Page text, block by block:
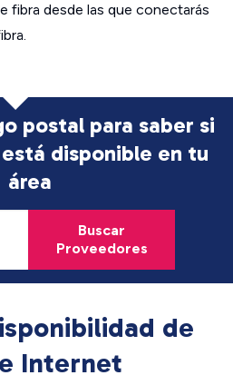
fibra desde las que conectarás
postal para saber si
disponible en tu
área
Buscar
Proveedores
de
Internet